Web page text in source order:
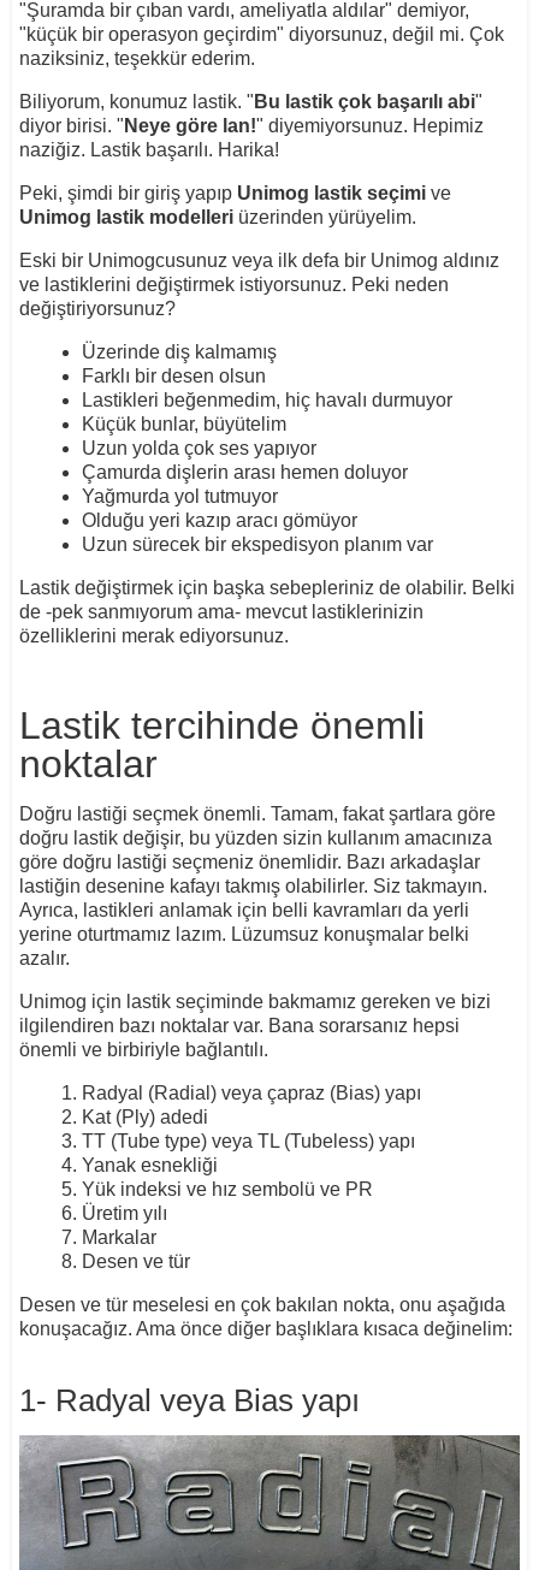
"Şuramda bir çıban vardı, ameliyatla aldılar" demiyor,
"küçük bir operasyon geçirdim" diyorsunuz, değil mi. Çok
naziksiniz, teşekkür ederim.
Biliyorum, konumuz lastik. " Bu lastik çok başarılı abi"
diyor birisi. " Neye göre lan!" diyemiyorsunuz. Hepimiz
naziğiz. Lastik başarılı. Harika!
Peki, şimdi bir giriş yapıp Unimog lastik seçimive
Unimog lastik modelleriüzerinden yürüyelim.
Eski bir Unimogcusunuz veya ilk defa bir Unimog aldınız
ve lastiklerini değiştirmek istiyorsunuz. Peki neden
değiştiriyorsunuz?
Üzerinde diş kalmamış
Farklı bir desen olsun
Lastikleri beğenmedim, hiç havalı durmuyor
Küçük bunlar, büyütelim
Uzun yolda çok ses yapıyor
Çamurda dişlerin arası hemen doluyor
Yağmurda yol tutmuyor
Olduğu yeri kazıp aracı gömüyor
Uzun sürecek bir ekspedisyon planım var
Lastik değiştirmek için başka sebepleriniz de olabilir. Belki
de -pek sanmıyorum ama- mevcut lastiklerinizin
özelliklerini merak ediyorsunuz.
Lastik tercihinde önemli
noktalar
Doğru lastiği seçmek önemli. Tamam, fakat şartlara göre
doğru lastik değişir, bu yüzden sizin kullanım amacınıza
göre doğru lastiği seçmeniz önemlidir. Bazı arkadaşlar
lastiğin desenine kafayı takmış olabilirler. Siz takmayın.
Ayrıca, lastikleri anlamak için belli kavramları da yerli
yerine oturtmamız lazım. Lüzumsuz konuşmalar belki
azalır.
Unimog için lastik seçiminde bakmamız gereken ve bizi
ilgilendiren bazı noktalar var. Bana sorarsanız hepsi
önemli ve birbiriyle bağlantılı.
Radyal (Radial) veya çapraz (Bias) yapı
Kat (Ply) adedi
TT (Tube type) veya TL (Tubeless) yapı
Yanak esnekliği
Yük indeksi ve hız sembolü ve PR
Üretim yılı
Markalar
Desen ve tür
Desen ve tür meselesi en çok bakılan nokta, onu aşağıda
konuşacağız. Ama önce diğer başlıklara kısaca değinelim:
1- Radyal veya Bias yapı